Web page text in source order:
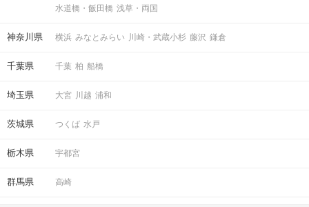
水道橋・飯田橋 浅草・両国
神奈川県 横浜 みなとみらい 川崎・武蔵小杉 藤沢 鎌倉
千葉県 千葉 柏 船橋
埼玉県 大宮 川越 浦和
茨城県 つくば 水戸
栃木県 宇都宮
群馬県 高崎